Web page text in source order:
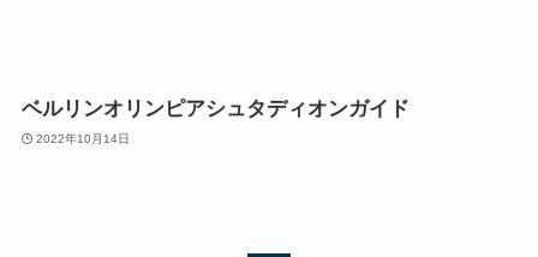
ベルリンオリンピアシュタディオンガイド
2022年10月14日